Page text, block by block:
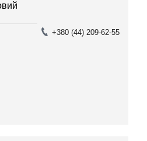
+380 (44) 209-62-55